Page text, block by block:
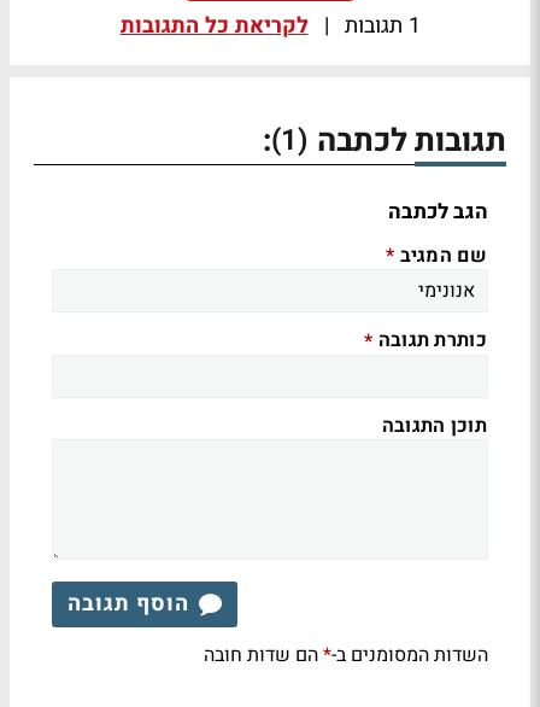
1 תגובות | לקריאת כל התגובות
תגובות לכתבה (1)
:
הגב לכתבה
שם המגיב *
כותרת תגובה *
תוכן התגובה
הוסף תגובה
השדות המסומנים ב-*הם שדות חובה